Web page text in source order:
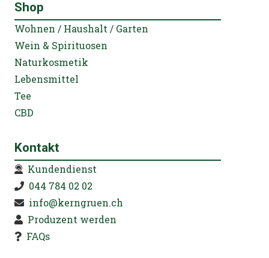
Shop
Wohnen / Haushalt / Garten
Wein & Spirituosen
Naturkosmetik
Lebensmittel
Tee
CBD
Kontakt
Kundendienst
044 784 02 02
info@kerngruen.ch
Produzent werden
FAQs